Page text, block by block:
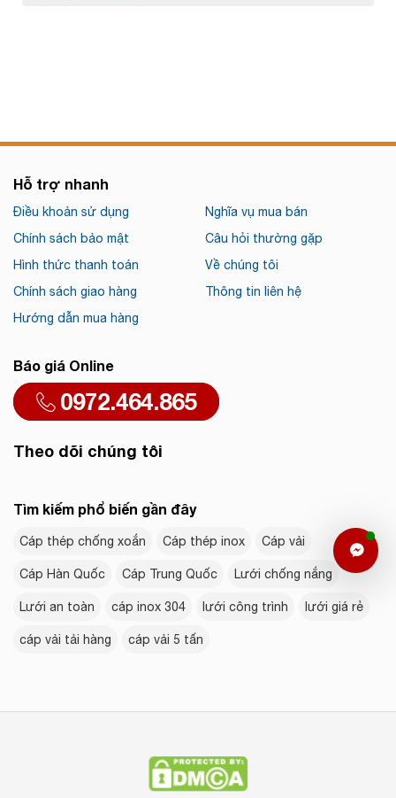
Hỗ trợ nhanh
Điều khoản sử dụng
Chính sách bảo mật
Hình thức thanh toán
Chính sách giao hàng
Hướng dẫn mua hàng
Nghĩa vụ mua bán
Câu hỏi thường gặp
Về chúng tôi
Thông tin liên hệ
Báo giá Online
0972.464.865
Theo dõi chúng tôi
Tìm kiếm phổ biến gần đây
Cáp thép chống xoắn Cáp thép inox Cáp vải
Cáp Hàn Quốc Cáp Trung Quốc Lưới chống nắng
Lưới an toàn cáp inox 304 lưới công trình lưới giá rẻ
cáp vải tải hàng cáp vải 5 tấn